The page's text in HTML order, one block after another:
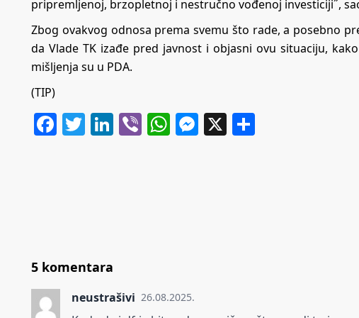
pripremljenoj, brzopletnoj i nestručno vođenoj investiciji˝,
Zbog ovakvog odnosa prema svemu što rade, a posebno
da Vlade TK izađe pred javnost i objasni ovu situaciju,
mišljenja su u PDA.
(TIP)
Facebook
Twitter
LinkedIn
ViberWhatsApp
Messenger
X
5 komentara
neustrašivi 26.08.2025.